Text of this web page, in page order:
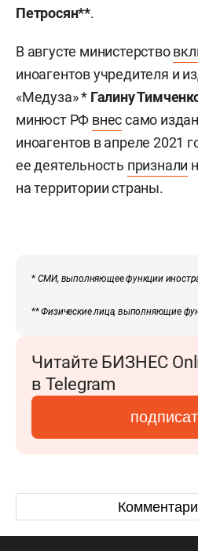
Петросян**.
В августе министерство
иноагентов учредителя и
«Медуза» * Галину
минюст РФ внессамо
иноагентов в апреле 2021
ее деятельность признали
на территории страны.
* СМИ, выполняющее функции
**Физические лица, выполняющие
Читайте БИЗНЕС
в Telegram